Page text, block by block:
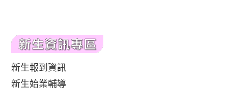
新生報到資訊
新生始業輔導